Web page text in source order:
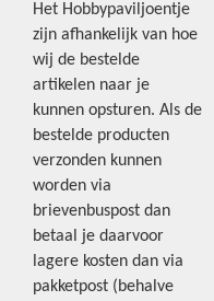
Het Hobbypaviljoentje
zijn afhankelijk van hoe
wij de bestelde
artikelen naar je
kunnen opsturen. Als de
bestelde producten
verzonden kunnen
worden via
brievenbuspost dan
betaal je daarvoor
lagere kosten dan via
pakketpost (behalve